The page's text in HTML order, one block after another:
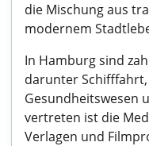
die Mischung aus
modernem
In Hamburg sind
darunter
Gesundheitswesen
vertreten ist die
Verlagen und